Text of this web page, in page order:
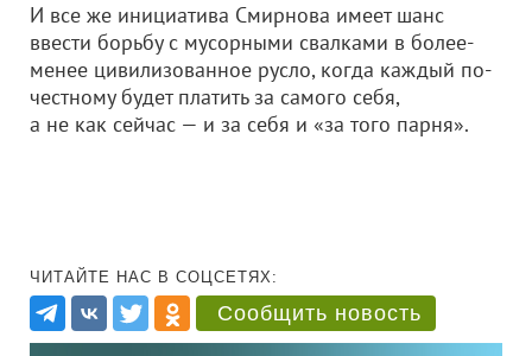
И все же инициатива Смирнова имеет шанс
ввести борьбу с мусорными свалками в более-
менее цивилизованное русло, когда каждый по-
честному будет платить за самого себя,
а не как сейчас — и за себя и «за того парня».
ЧИТАЙТЕ НАС В СОЦСЕТЯХ:
Сообщить новость